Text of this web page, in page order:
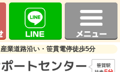
業道路沿い・笹貫電停徒歩5分